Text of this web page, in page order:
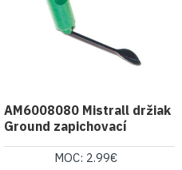
AM6008080 Mistrall držiak
Ground zapichovací
MOC: 2.99€